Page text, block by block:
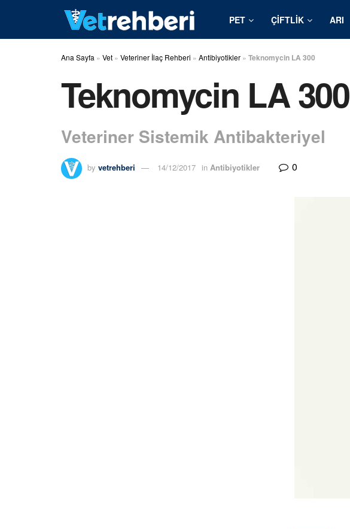
PET ÇIFTLIK ARI
Ana Sayfa » Vet » Veteriner İlaç Rehberi » Antibiyotikler » Teknomycin LA 300
Teknomycin LA 300
Veteriner Sistemik Antibakteriyel
by vetrehberi 14/12/2017 in Antibiyotikler 0